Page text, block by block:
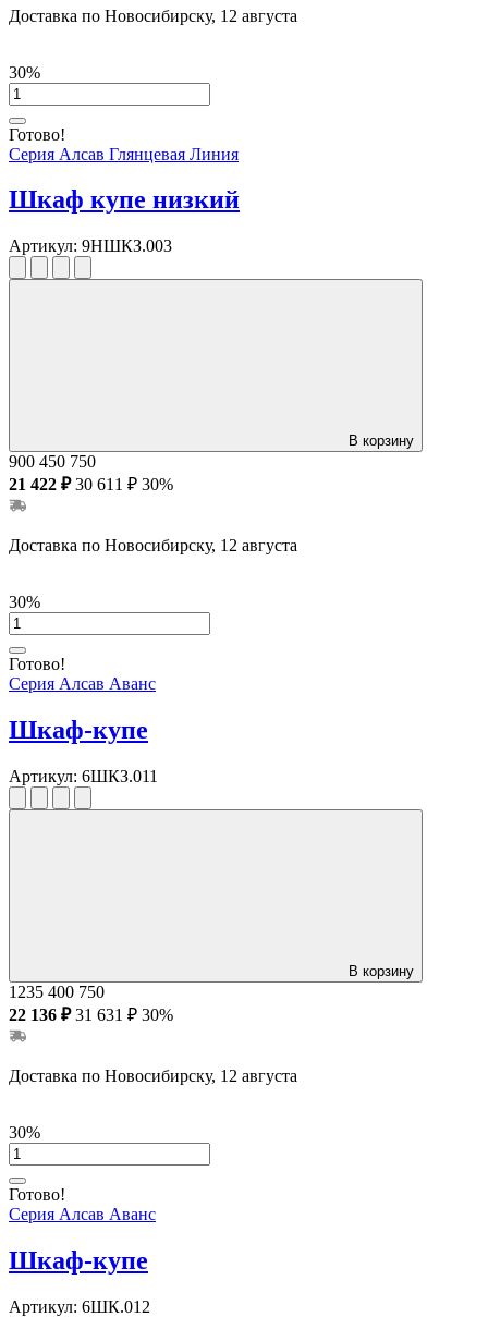
Доставка по Новосибирску, 12 августа
30%
Готово!
Серия Алсав Глянцевая Линия
Шкаф купе низкий
Артикул: 9НШКЗ.003
В корзину
900 450 750
21 422 ₽ 30 611 ₽ 30%
Доставка по Новосибирску, 12 августа
30%
Готово!
Серия Алсав Аванс
Шкаф-купе
Артикул: 6ШКЗ.011
В корзину
1235 400 750
22 136 ₽ 31 631 ₽ 30%
Доставка по Новосибирску, 12 августа
30%
Готово!
Серия Алсав Аванс
Шкаф-купе
Артикул: 6ШК.012